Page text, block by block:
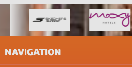
NAVIGATION